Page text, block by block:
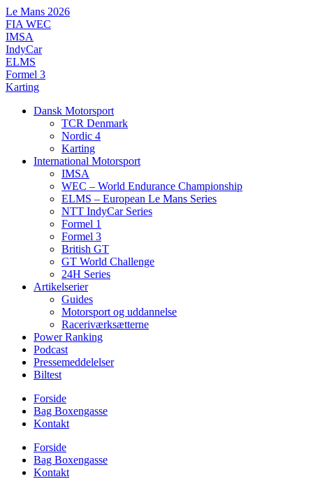
Videre
til
indhold
Le Mans 2026
FIA WEC
IMSA
IndyCar
ELMS
Formel 3
Karting
Dansk Motorsport
TCR Denmark
Nordic 4
Karting
International Motorsport
IMSA
WEC – World Endurance Championship
ELMS – European Le Mans Series
NTT IndyCar Series
Formel 1
Formel 3
British GT
GT World Challenge
24H Series
Artikelserier
Guides
Motorsport og uddannelse
Raceriværksætterne
Power Ranking
Podcast
Pressemeddelelser
Biltest
Forside
Bag Boxengasse
Kontakt
Forside
Bag Boxengasse
Kontakt